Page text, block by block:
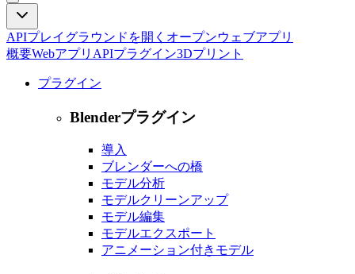
APIプレイグラウンドを開く オープンウェブアプリ
概要Webアプリ APIプラグイン3Dプリント
プラグイン
Blenderプラグイン
導入
ブレンダーへの橋
モデル分析
モデルクリーンアップ
モデル編集
モデルエクスポート
アニメーション付きモデル